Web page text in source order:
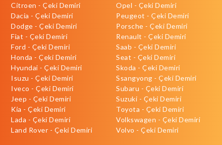
Citroen - Çeki Demiri
Dacia - Çeki Demiri
Dodge - Çeki Demiri
Fiat - Çeki Demiri
Ford - Çeki Demiri
Honda - Çeki Demiri
Hyundai - Çeki Demiri
Isuzu - Çeki Demiri
Iveco - Çeki Demiri
Jeep - Çeki Demiri
Kia - Çeki Demiri
Lada - Çeki Demiri
Land Rover - Çeki Demiri
Opel - Çeki Demiri
Peugeot - Çeki Demiri
Porsche - Çeki Demiri
Renault - Çeki Demiri
Saab - Çeki Demiri
Seat - Çeki Demiri
Skoda - Çeki Demiri
Ssangyong - Çeki Demiri
Subaru - Çeki Demiri
Suzuki - Çeki Demiri
Toyota - Çeki Demiri
Volkswagen - Çeki Demiri
Volvo - Çeki Demiri